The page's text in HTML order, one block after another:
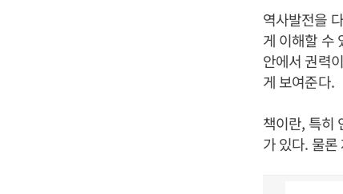
역사발전을
게 이해할 수
안에서 권력
게 보여준다.
책이란, 특히
가 있다. 물론